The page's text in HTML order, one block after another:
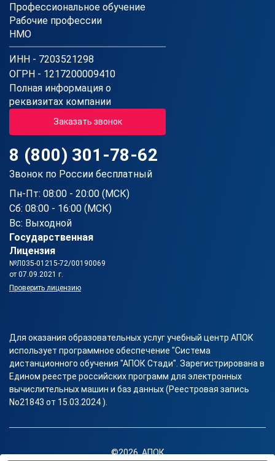
Профессиональное обучение
Рабочие профессии
НМО
ИНН - 7203521298
ОГРН - 1217200009410
Полная информация о
реквизитах компании
Заказать звонок
8 (800) 301-78-62
Звонок по России бесплатный
Пн-Пт: 08:00 - 20:00 (МСК)
Сб: 08:00 - 16:00 (МСК)
Вс: Выходной
Государственная
Лицензия
№Л035-01215-72/00190069
от 07.09.2021 г.
Проверить лицензию
Для оказания образовательных услуг учебный центр АПОК
использует программное обеспечение "Система
дистанционного обучения "АПОК Стади". Зарегистрирована в
Едином реестре российских программ для электронных
вычислительных машин и баз данных (Реестровая запись
No21843 от 15.03.2024 ).
©2026, АПОК